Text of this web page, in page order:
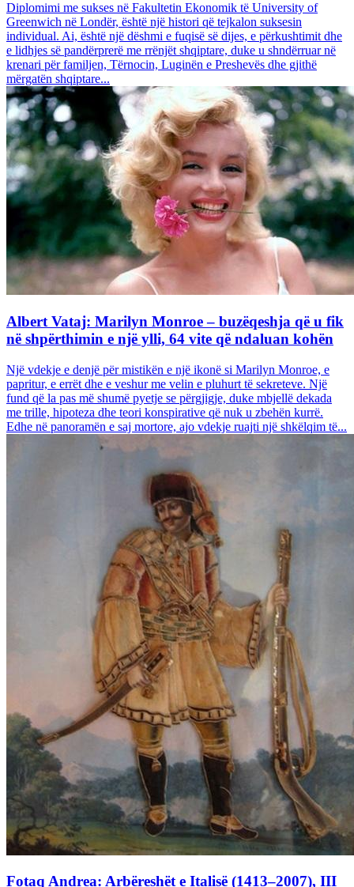
Diplomimi me sukses në Fakultetin Ekonomik të University of
Greenwich në Londër, është një histori që tejkalon suksesin
individual. Ai, është një dëshmi e fuqisë së dijes, e përkushtimit dhe
e lidhjes së pandërprerë me rrënjët shqiptare, duke u shndërruar në
krenari për familjen, Tërnocin, Luginën e Preshevës dhe gjithë
mërgatën shqiptare...
Albert Vataj: Marilyn Monroe – buzëqeshja që u fik
në shpërthimin e një ylli, 64 vite që ndaluan kohën
Një vdekje e denjë për mistikën e një ikonë si Marilyn Monroe, e
papritur, e errët dhe e veshur me velin e pluhurt të sekreteve. Një
fund që la pas më shumë pyetje se përgjigje, duke mbjellë dekada
me trille, hipoteza dhe teori konspirative që nuk u zbehën kurrë.
Edhe në panoramën e saj mortore, ajo vdekje ruajti një shkëlqim të...
Fotaq Andrea: Arbëreshët e Italisë (1413–2007), III